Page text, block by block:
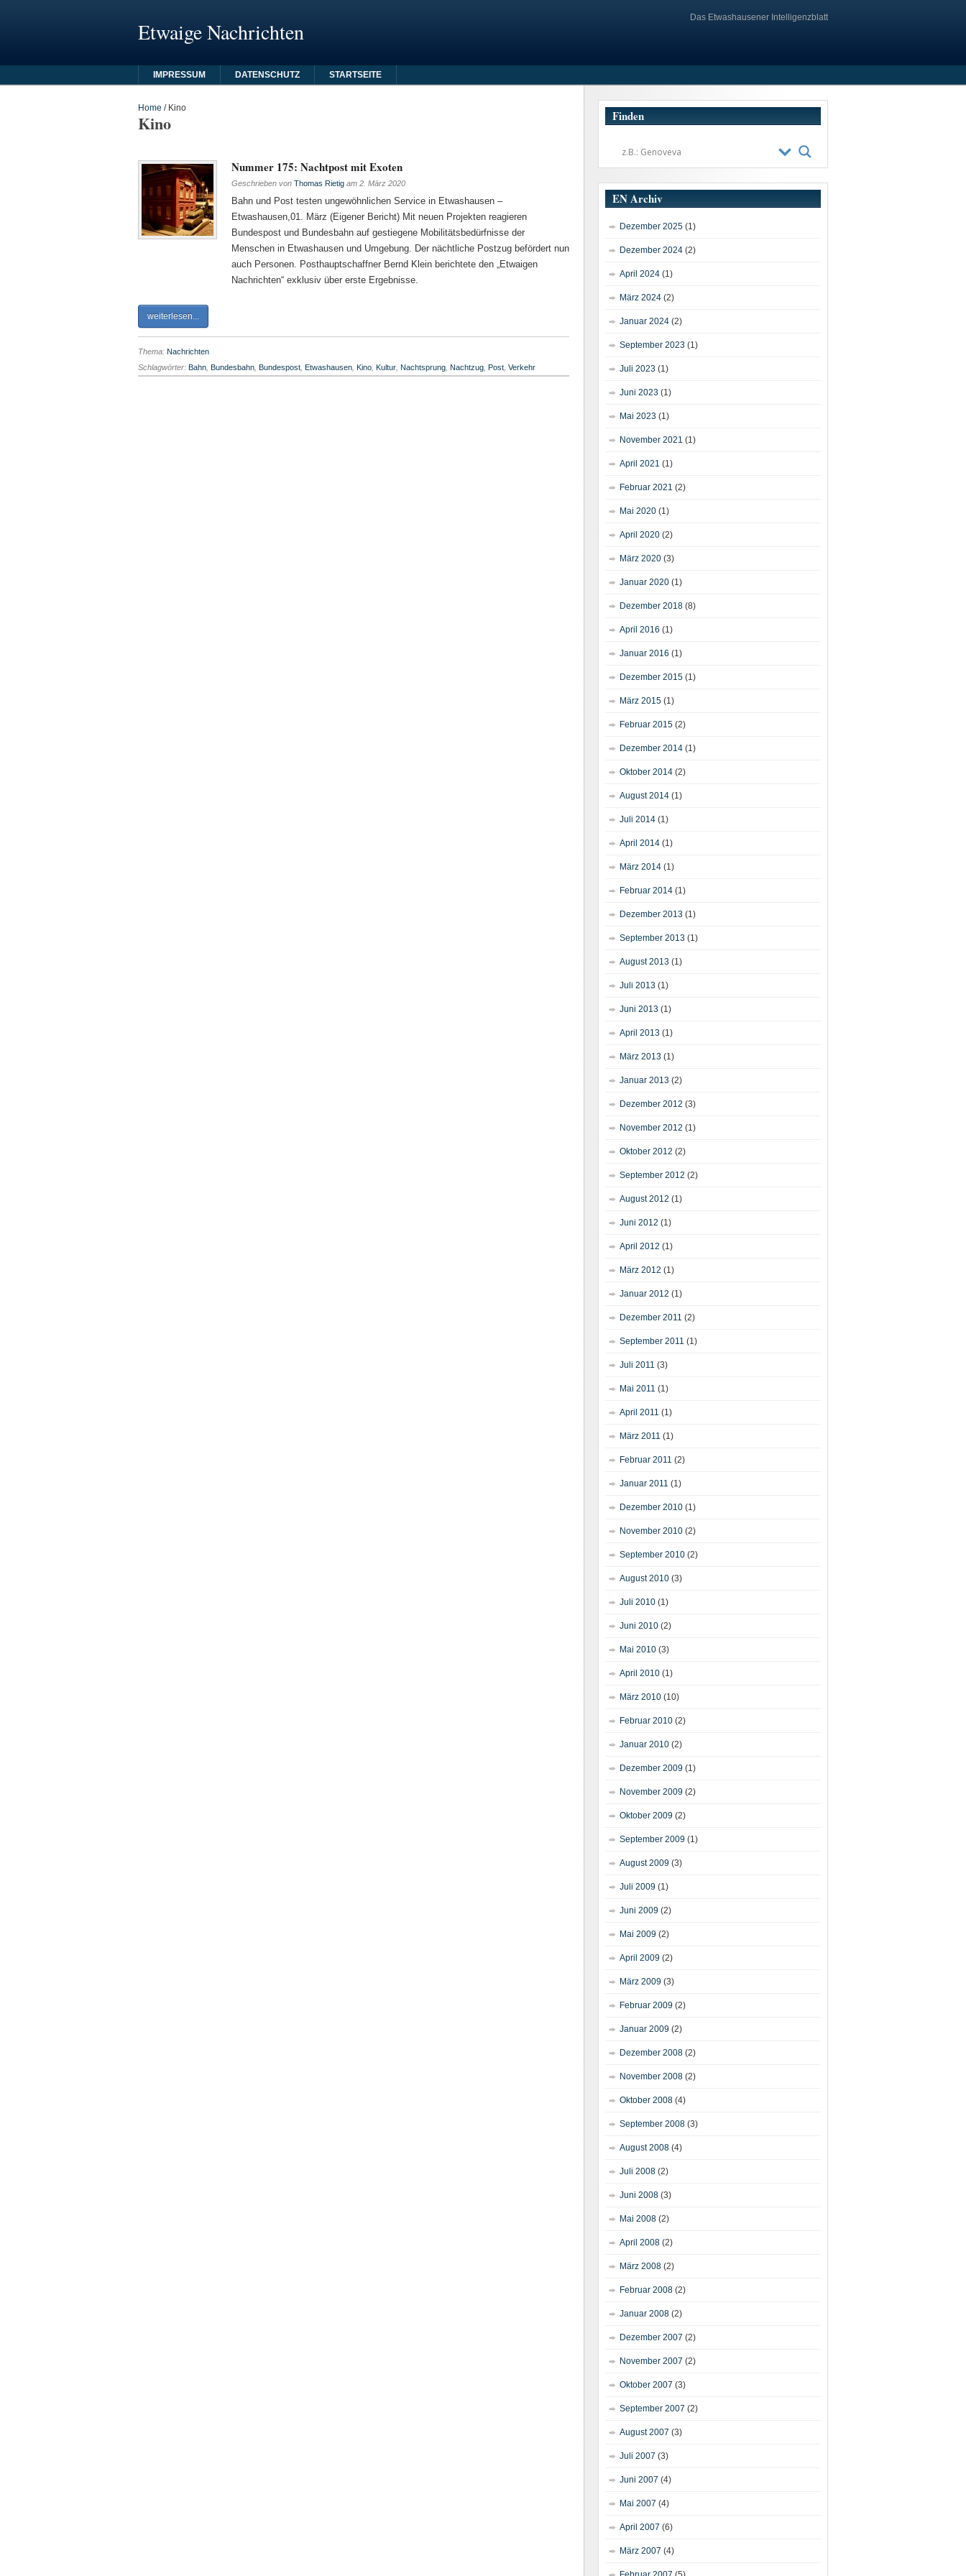
Etwaige Nachrichten
Das Etwashausener Intelligenzblatt
IMPRESSUM DATENSCHUTZ STARTSEITE
Home / Kino
Kino
Nummer 175: Nachtpost mit Exoten
Geschrieben von Thomas Rietig am 2. März 2020
Bahn und Post testen ungewöhnlichen Service in Etwashausen –
Etwashausen,01. März (Eigener Bericht) Mit neuen Projekten reagieren
Bundespost und Bundesbahn auf gestiegene Mobilitätsbedürfnisse der
Menschen in Etwashausen und Umgebung. Der nächtliche Postzug befördert nun
auch Personen. Posthauptschaffner Bernd Klein berichtete den „Etwaigen
Nachrichten“ exklusiv über erste Ergebnisse.
weiterlesen...
Thema: Nachrichten
Schlagwörter: Bahn Bundesbahn Bundespost Etwashausen Kino Kultur Nachtsprung Nachtzug Post Verkehr
Finden
EN Archiv
Dezember 2025 (1)
Dezember 2024 (2)
April 2024 (1)
März 2024 (2)
Januar 2024 (2)
September 2023 (1)
Juli 2023 (1)
Juni 2023 (1)
Mai 2023 (1)
November 2021 (1)
April 2021 (1)
Februar 2021 (2)
Mai 2020 (1)
April 2020 (2)
März 2020 (3)
Januar 2020 (1)
Dezember 2018 (8)
April 2016 (1)
Januar 2016 (1)
Dezember 2015 (1)
März 2015 (1)
Februar 2015 (2)
Dezember 2014 (1)
Oktober 2014 (2)
August 2014 (1)
Juli 2014 (1)
April 2014 (1)
März 2014 (1)
Februar 2014 (1)
Dezember 2013 (1)
September 2013 (1)
August 2013 (1)
Juli 2013 (1)
Juni 2013 (1)
April 2013 (1)
März 2013 (1)
Januar 2013 (2)
Dezember 2012 (3)
November 2012 (1)
Oktober 2012 (2)
September 2012 (2)
August 2012 (1)
Juni 2012 (1)
April 2012 (1)
März 2012 (1)
Januar 2012 (1)
Dezember 2011 (2)
September 2011 (1)
Juli 2011 (3)
Mai 2011 (1)
April 2011 (1)
März 2011 (1)
Februar 2011 (2)
Januar 2011 (1)
Dezember 2010 (1)
November 2010 (2)
September 2010 (2)
August 2010 (3)
Juli 2010 (1)
Juni 2010 (2)
Mai 2010 (3)
April 2010 (1)
März 2010 (10)
Februar 2010 (2)
Januar 2010 (2)
Dezember 2009 (1)
November 2009 (2)
Oktober 2009 (2)
September 2009 (1)
August 2009 (3)
Juli 2009 (1)
Juni 2009 (2)
Mai 2009 (2)
April 2009 (2)
März 2009 (3)
Februar 2009 (2)
Januar 2009 (2)
Dezember 2008 (2)
November 2008 (2)
Oktober 2008 (4)
September 2008 (3)
August 2008 (4)
Juli 2008 (2)
Juni 2008 (3)
Mai 2008 (2)
April 2008 (2)
März 2008 (2)
Februar 2008 (2)
Januar 2008 (2)
Dezember 2007 (2)
November 2007 (2)
Oktober 2007 (3)
September 2007 (2)
August 2007 (3)
Juli 2007 (3)
Juni 2007 (4)
Mai 2007 (4)
April 2007 (6)
März 2007 (4)